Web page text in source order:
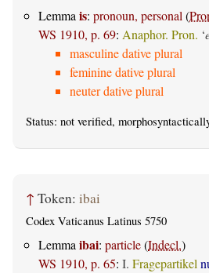
Lemma is: pronoun, personal (
WS 1910, p. 69: Anaphor. Pron. ‘
masculine dative plural
feminine dative plural
neuter dative plural
Status: not verified,
↑ Token: ibai
Codex Vaticanus Latinus 5750
Lemmaibai: particle(Indecl.)
WS 1910, p. 65: I. Fragepartikel